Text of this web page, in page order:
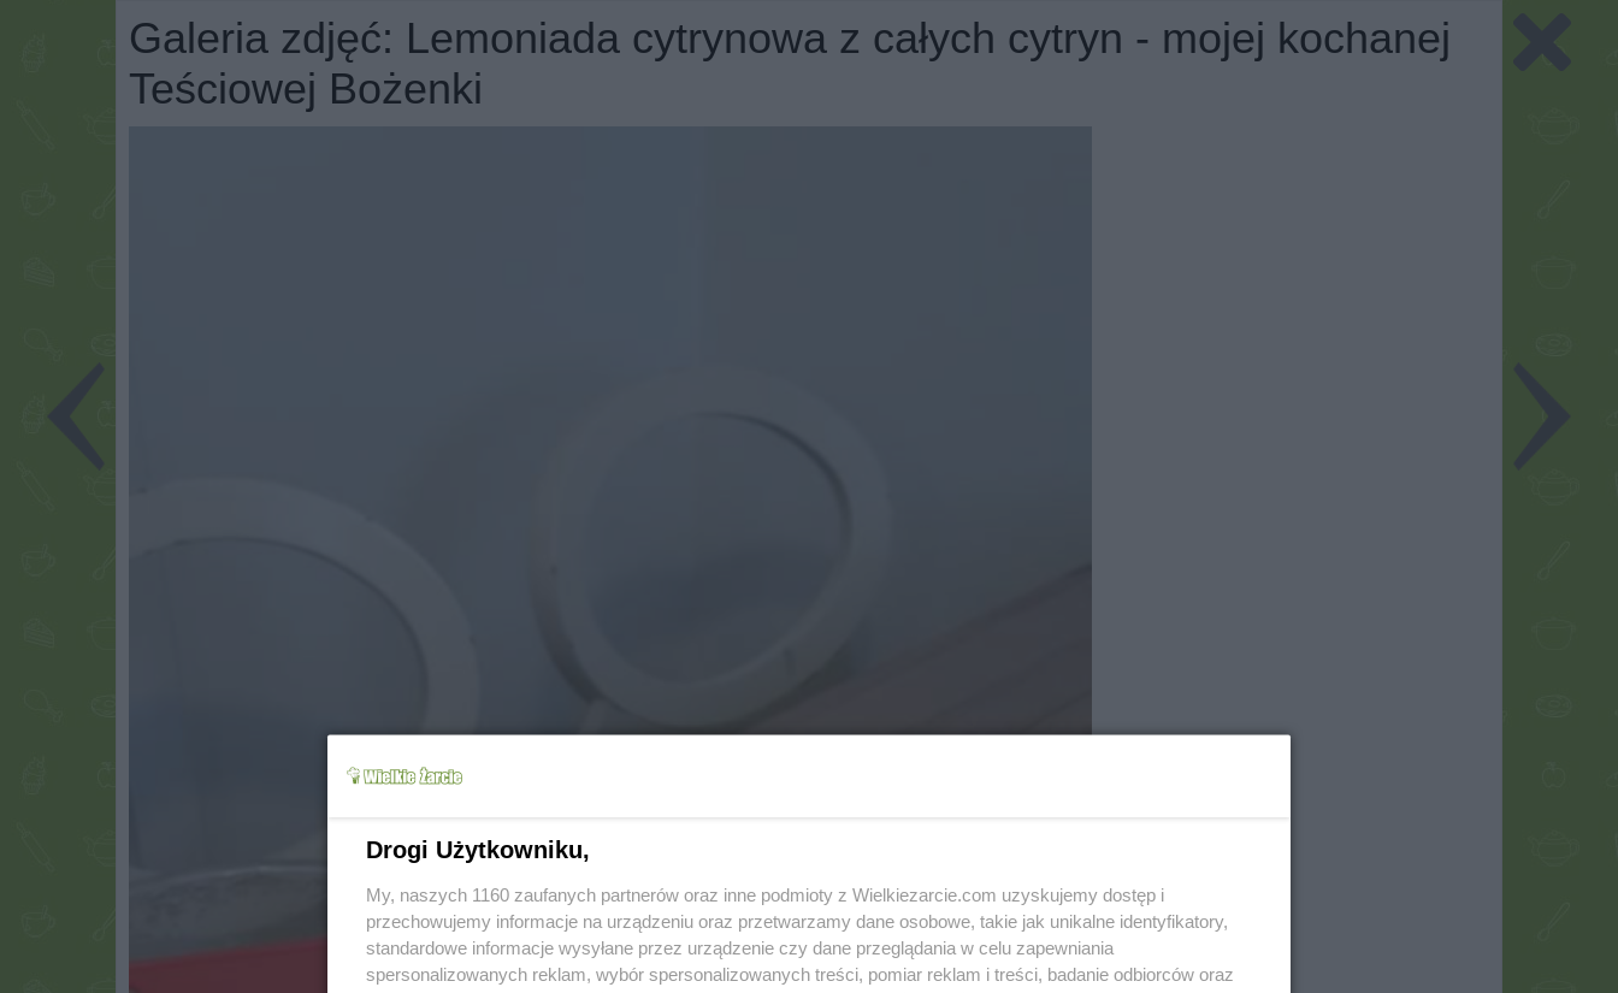
Galeria zdjęć: Lemoniada cytrynowa z całych cytryn - mojej kochanej
Teściowej Bożenki
Drogi Użytkowniku,
My, naszych 1160 zaufanych partnerów oraz inne podmioty z Wielkiezarcie.com uzyskujemy dostęp i
przechowujemy informacje na urządzeniu oraz przetwarzamy dane osobowe, takie jak unikalne identyfikatory,
standardowe informacje wysyłane przez urządzenie czy dane przeglądania w celu zapewniania
spersonalizowanych reklam, wybór spersonalizowanych treści, pomiar reklam i treści, badanie odbiorców oraz